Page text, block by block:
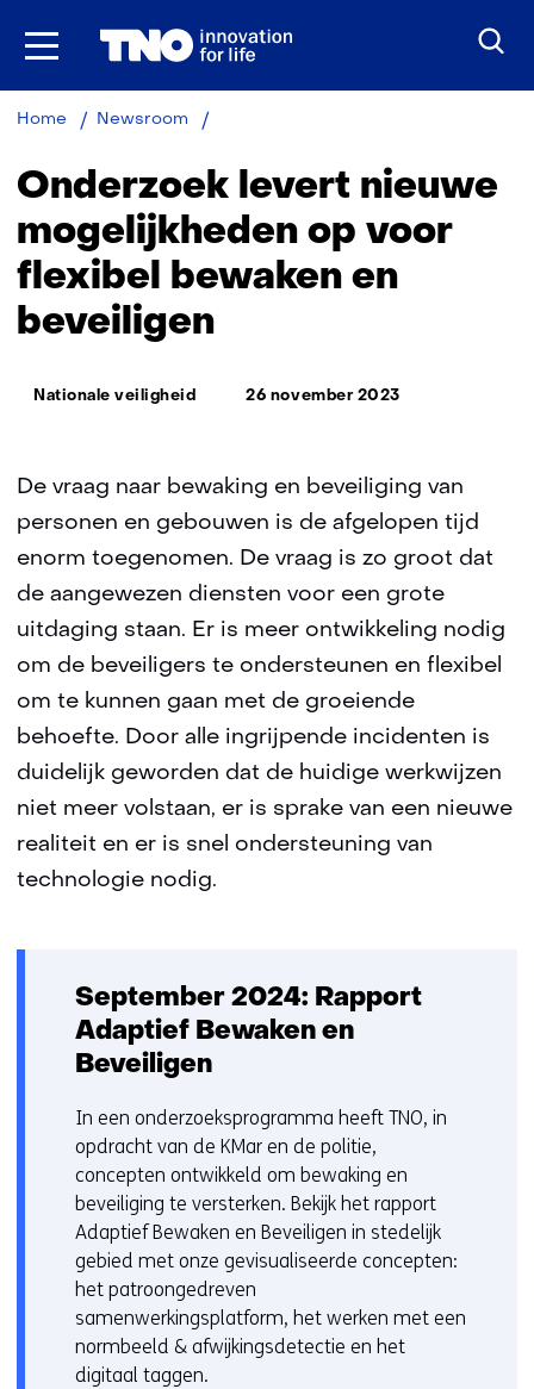
Ga
Home Newsroom
nieuwe
mogelijkheden
voor
flexibel
bewaken
en
Onderzoek levert nieuwe
mogelijkheden op voor
flexibel bewaken en
beveiligen
Thema:
Nationale veiligheid 26 november 2023
De vraag naar bewaking en beveiliging van
personen en gebouwen is de afgelopen tijd
enorm toegenomen. De vraag is zo groot dat
de aangewezen diensten voor een grote
uitdaging staan. Er is meer ontwikkeling nodig
om de beveiligers te ondersteunen en flexibel
om te kunnen gaan met de groeiende
behoefte. Door alle ingrijpende incidenten is
duidelijk geworden dat de huidige werkwijzen
niet meer volstaan, er is sprake van een nieuwe
realiteit en er is snel ondersteuning van
technologie nodig.
September 2024: Rapport
Adaptief Bewaken en
Beveiligen
In een onderzoeksprogramma heeft TNO, in
opdracht van de KMar en de politie,
concepten ontwikkeld om bewaking en
beveiliging te versterken. Bekijk het rapport
Adaptief Bewaken en Beveiligen in stedelijk
gebied met onze gevisualiseerde concepten:
het patroongedreven
samenwerkingsplatform, het werken met een
normbeeld & afwijkingsdetectie en het
digitaal taggen.